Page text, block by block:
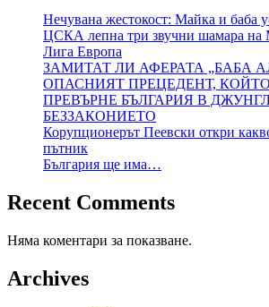
Нечувана жестокост: Майка и баба
ЦСКА лепна три звучни шамара на
Лига Европа
ЗАМИТАТ ЛИ АФЕРАТА „БАБА
ОПАСНИЯТ ПРЕЦЕДЕНТ,
ПРЕВЪРНЕ БЪЛГАРИЯ В
БЕЗЗАКОНИЕТО
Корупционерът Пеевски откри
пътник
България ще има…
Recent Comments
Няма коментари за показване.
Archives